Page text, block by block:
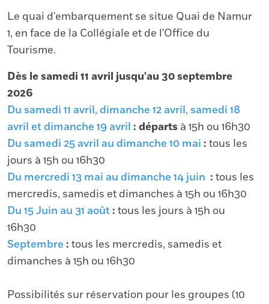
Le quai d'embarquement se situe Quai de Namur
1, en face de la Collégiale et de l'Office du
Tourisme.
Dès le samedi 11 avril jusqu'au 30 septembre
2026
Du samedi 11 avril, dimanche 12 avril, samedi 18
avril et dimanche 19 avril : départs à 15h ou 16h30
Du samedi 25 avril au dimanche 10 mai : tous les
jours à 15h ou 16h30
Du mercredi 13 mai au dimanche 14 juin : tous les
mercredis, samedis et dimanches à 15h ou 16h30
Du 15 Juin au 31 août: tous les jours à 15h ou
16h30
Septembre : tous les mercredis, samedis et
dimanches à 15h ou 16h30
Possibilités sur réservation pour les groupes (10